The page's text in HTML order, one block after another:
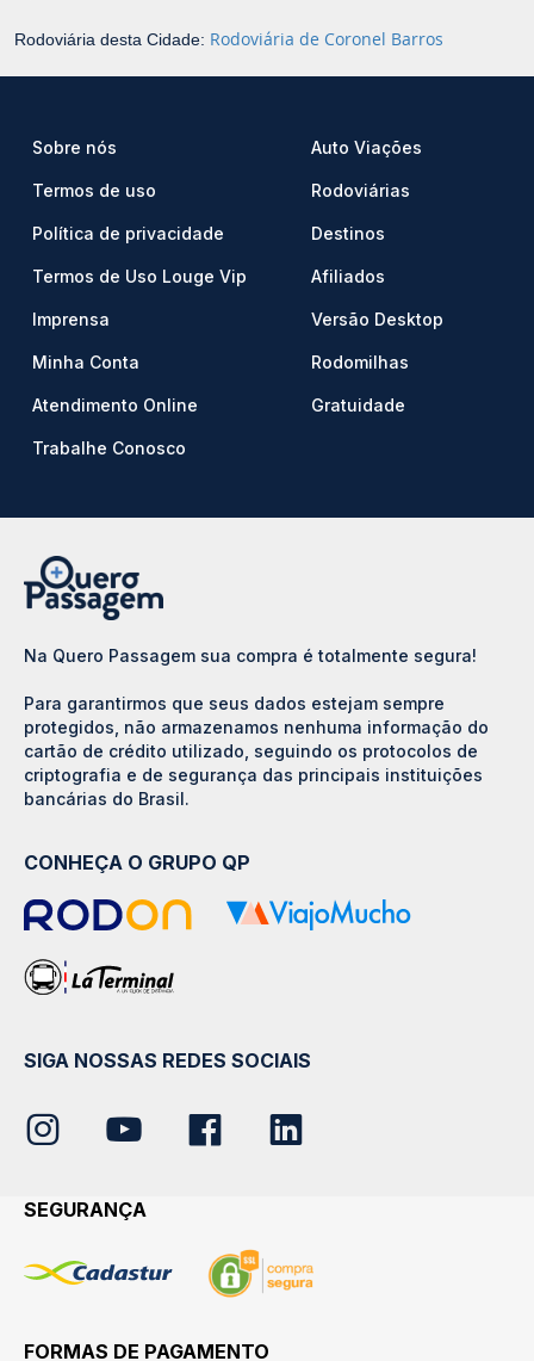
Rodoviária desta Cidade: Rodoviária de Coronel Barros
Sobre nós
Termos de uso
Política de privacidade
Termos de Uso Louge Vip
Imprensa
Minha Conta
Atendimento Online
Trabalhe Conosco
Auto Viações
Rodoviárias
Destinos
Afiliados
Versão Desktop
Rodomilhas
Gratuidade
Na Quero Passagem sua compra é totalmente segura!
Para garantirmos que seus dados estejam sempre
protegidos, não armazenamos nenhuma informação do
cartão de crédito utilizado, seguindo os protocolos de
criptografia e de segurança das principais instituições
bancárias do Brasil.
CONHEÇA O GRUPO QP
SIGA NOSSAS REDES SOCIAIS
SEGURANÇA
FORMAS DE PAGAMENTO